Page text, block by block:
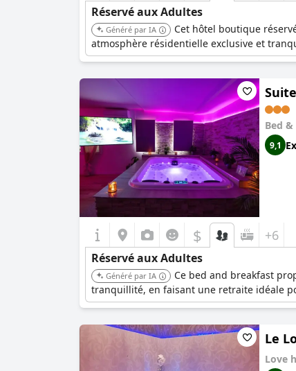
Réservé aux Adultes
Généré par IA
Cet hôtel boutique
atmosphère résidentielle exclusive et
Bed
9,1
$ +6
Réservé aux Adultes
Généré par IA
Ce bed and breakfast
tranquillité, en faisant une retraite idéale
Le
Love